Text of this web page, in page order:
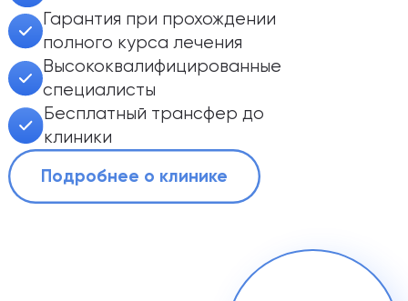
Гарантия при прохождении
полного курса лечения
Высококвалифицированные
специалисты
Бесплатный трансфер до
клиники
Подробнее о клинике